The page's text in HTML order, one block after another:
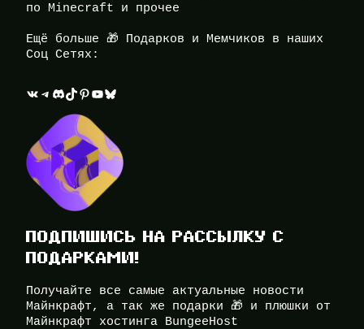
по Minecraft и прочее
Ещё больше 🎁 Подарков и Мемчиков в наших
Соц Сетях:
ВКонтакте Telegram Discord TikTok Pinterest YouTube Bluesky
ПОДПИШИСЬ НА РАССЫЛКУ С
ПОДАРКАМИ!
Получайте все самые актуальные новости
Майнкрафт, а так же подарки 🎁 и плюшки от
Майнкрафт хостинга BungeeHost